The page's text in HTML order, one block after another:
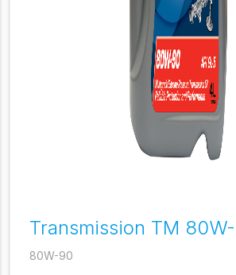
Transmission TM
80W-90